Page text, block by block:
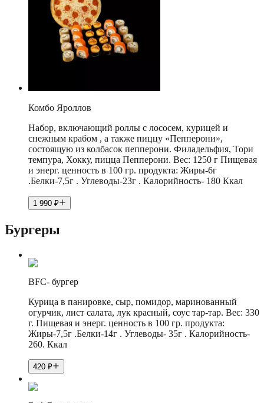
Комбо Яроллов
Набор, включающий роллы с лососем, курицей и
снежным крабом , а также пиццу «Пепперони»,
состоящую из колбасок пепперони. Филадельфия, Тори
темпура, Хокку, пицца Пепперони. Вес: 1250 г Пищевая
и энерг. ценность в 100 гр. продукта: Жиры-6г
.Белки-7,5г . Углеводы-23г . Калорийность- 180 Ккал
1 990 ₽
Бургеры
BFC- бургер
Курица в панировке, сыр, помидор, маринованный
огурчик, лист салата, лук красный, соус тар-тар. Вес: 330
г. Пищевая и энерг. ценность в 100 гр. продукта:
Жиры-7,5г .Белки-14г . Углеводы- 35г . Калорийность-
260. Ккал
420 ₽